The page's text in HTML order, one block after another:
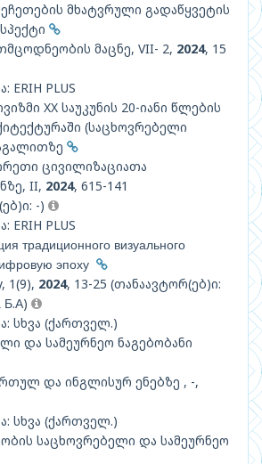
მხატვრული გადაწყვეტის
მაცნე, VII- 2, 2024, 15
ERIH PLUS
XX საუკუნის 20-იანი წლების
(საცხოვრებელი
ცივილიზაციათა
II, 2024, 615-141
-)
ERIH PLUS
традиционного визуального
эпоху
1(9), 2024, 13-25 (თანაავტორ(ებ)ი:
Б.А)
სხვა (ქართველ.)
და სამეურნეო ნაგებობანი
და ინგლისურ ენებზე , -,
სხვა (ქართველ.)
საცხოვრებელი და სამეურნეო